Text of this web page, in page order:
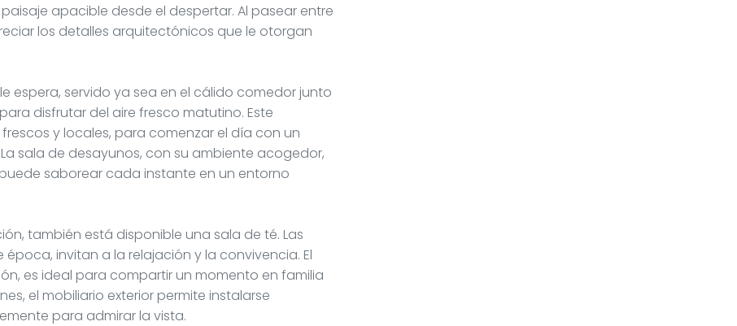
apacible desde el despertar. Al pasear entre
los detalles arquitectónicos que le otorgan
espera, servido ya sea en el cálido comedor junto
disfrutar del aire fresco matutino. Este
y locales, para comenzar el día con un
sala de desayunos, con su ambiente acogedor,
saborear cada instante en un entorno
también está disponible una sala de té. Las
invitan a la relajación y la convivencia. El
es ideal para compartir un momento en familia
el mobiliario exterior permite instalarse
para admirar la vista.